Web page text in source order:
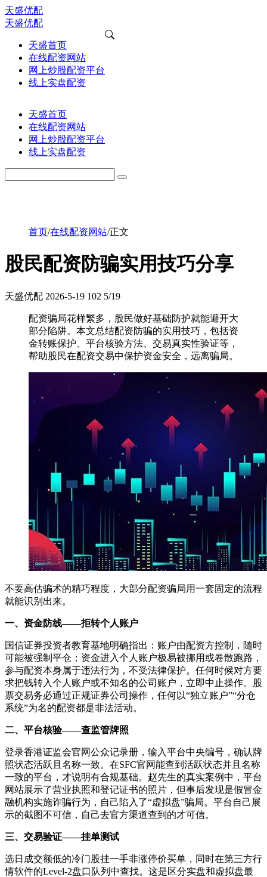
天盛优配
天盛优配
天盛首页
在线配资网站
网上炒股配资平台
线上实盘配资
天盛首页
在线配资网站
网上炒股配资平台
线上实盘配资
首页/在线配资网站/正文
股民配资防骗实用技巧分享
天盛优配 2026-5-19 102 5/19
配资骗局花样繁多，股民做好基础防护就能避开大
部分陷阱。本文总结配资防骗的实用技巧，包括资
金转账保护、平台核验方法、交易真实性验证等，
帮助股民在配资交易中保护资金安全，远离骗局。
不要高估骗术的精巧程度，大部分配资骗局用一套固定的流程
就能识别出来。
一、资金防线——拒转个人账户
国信证券投资者教育基地明确指出：账户由配资方控制，随时
可能被强制平仓；资金进入个人账户极易被挪用或卷散跑路，
参与配资本身属于违法行为，不受法律保护。任何时候对方要
求把钱转入个人账户或不知名的公司账户，立即中止操作。股
票交易务必通过正规证券公司操作，任何以“独立账户”“分仓
系统”为名的配资都是非法活动。
二、平台核验——查监管牌照
登录香港证监会官网公众记录册，输入平台中央编号，确认牌
照状态活跃且名称一致。在SFC官网能查到活跃状态并且名称
一致的平台，才说明有合规基础。赵先生的真实案例中，平台
网站展示了营业执照和登记证书的照片，但事后发现是假冒金
融机构实施诈骗行为，自己陷入了“虚拟盘”骗局。平台自己展
示的截图不可信，自己去官方渠道查到的才可信。
三、交易验证——挂单测试
选日成交额低的冷门股挂一手非涨停价买单，同时在第三方行
情软件的Level-2盘口队列中查找。这是区分实盘和虚拟盘最